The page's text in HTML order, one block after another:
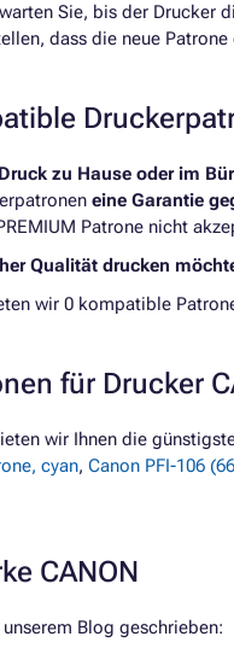
Sie, bis der Drucker
dass die neue
zu Hause oder im
eine Garantie
Patrone nicht
Qualität drucken
wir 0 kompatible
für Drucker
wir Ihnen die
cyan, Canon PFI-106
CANON
Blog geschrieben: